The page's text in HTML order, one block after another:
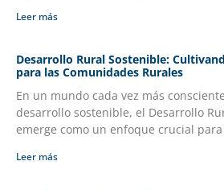
Leer más
Desarrollo Rural Sostenible:
para las Comunidades Rurales
En un mundo cada vez más
desarrollo sostenible, el Desarrollo
emerge como un enfoque crucial para
Leer más